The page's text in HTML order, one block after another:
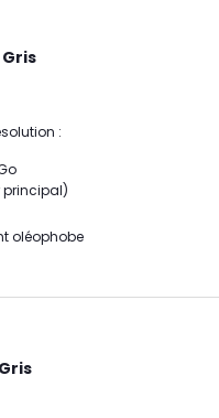
:
principal)
oléophobe